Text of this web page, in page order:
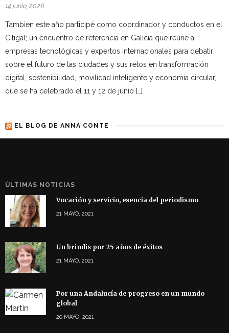
14 junio, 2026
Tambien este año participé como coordinador y conductos en el
Citigal; un encuentro de referencia en Galicia que reúne a
empresas tecnológicas y expertos internacionales para debatir
sobre el futuro de las ciudades y sus retos en transformación
digital, sostenibilidad, movilidad inteligente y economía circular,
que se ha celebrado el 11 y 12 de junio […]
EL BLOG DE ANNA CONTE
ÚLTIMAS NOTICIAS
Vocación y servicio, esencia del periodismo
21 MAYO, 2021
Un brindis por 25 años de éxitos
21 MAYO, 2021
Por una Andalucía de progreso en un mundo
global
20 MAYO, 2021